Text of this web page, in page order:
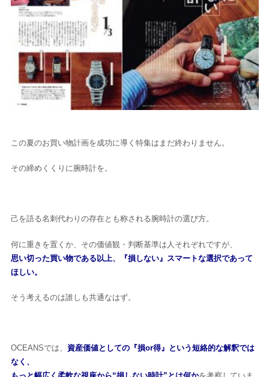
この夏のお買い物計画を成功に導く特集はまだ終わりません。
その締めくくりに腕時計を。
己を語る名刺代わりの存在とも称される腕時計の選び方。
何に重きを置くか、その価値観・判断基準は人それぞれですが、
思い切った買い物である以上、『損しない』スマートな選択であって
ほしい。
そう考えるのは誰しも共通なはず。
OCEANSでは、 資産価値としての『損or得』という短絡的な解釈では
なく、